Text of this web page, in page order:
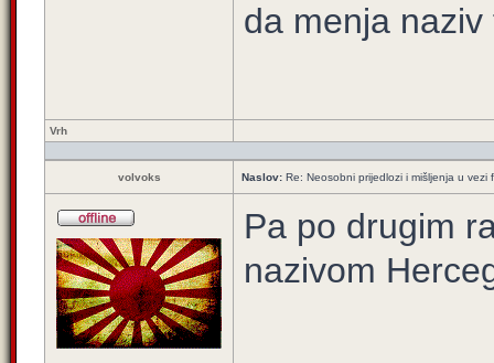
da menja naziv
Vrh
volvoks Naslov: Re: Neosobni prijedlozi i mišljenja u vezi
Pa po drugim
nazivom